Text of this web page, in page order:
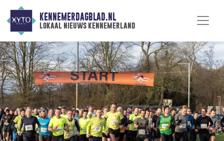
KENNEMERDAGBLAD.NL
lokaal nieuws kennemerland